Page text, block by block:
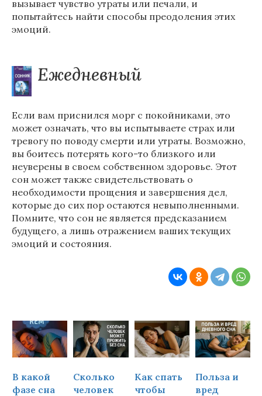
вызывает чувство утраты или печали, и
попытайтесь найти способы преодоления этих
эмоций.
Ежедневный
Если вам приснился морг с покойниками, это
может означать, что вы испытываете страх или
тревогу по поводу смерти или утраты. Возможно,
вы боитесь потерять кого-то близкого или
неуверены в своем собственном здоровье. Этот
сон может также свидетельствовать о
необходимости прощения и завершения дел,
которые до сих пор остаются невыполненными.
Помните, что сон не является предсказанием
будущего, а лишь отражением ваших текущих
эмоций и состояния.
В какой
фазе сна
Сколько
человек
Как спать
чтобы
Польза и
вред